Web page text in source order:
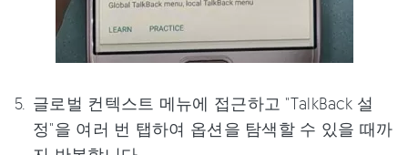
글로벌 컨텍스트 메뉴에 접근하고 "TalkBack 설
정"을 여러 번 탭하여 옵션을 탐색할 수 있을 때까